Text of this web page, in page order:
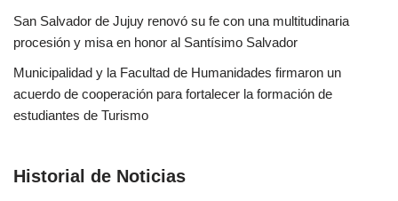
San Salvador de Jujuy renovó su fe con una multitudinaria
procesión y misa en honor al Santísimo Salvador
Municipalidad y la Facultad de Humanidades firmaron un
acuerdo de cooperación para fortalecer la formación de
estudiantes de Turismo
Historial de Noticias